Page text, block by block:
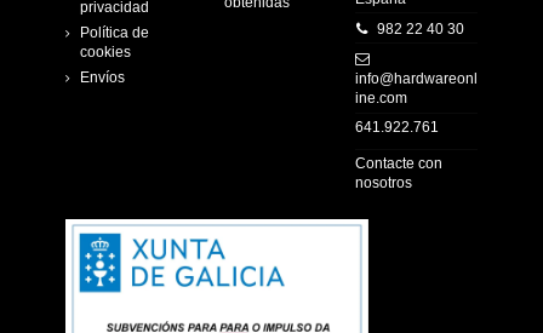
privacidad
Política de
cookies
Envíos
982 22 40 30
info@hardwareonl
ine.com
641.922.761
Contacte con
nosotros